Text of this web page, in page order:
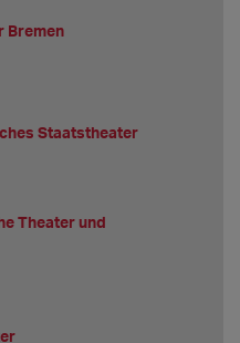
Bremen
Staatstheater
Theater und